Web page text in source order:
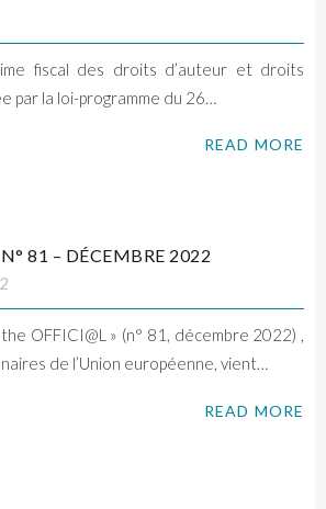
fiscal des droits d’auteur et droits
par la loi-programme du 26…
READ MORE
81 – DÉCEMBRE 2022
OFFICI@L » (n° 81, décembre 2022) ,
de l’Union européenne, vient…
READ MORE